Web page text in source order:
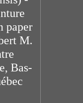
paper
M.
Bas-